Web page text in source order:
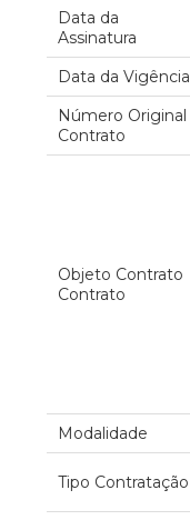
Data da
Assinatura
Data da Vigência
Número Original
Contrato
Objeto Contrato
Contrato
Modalidade
Tipo Contratação